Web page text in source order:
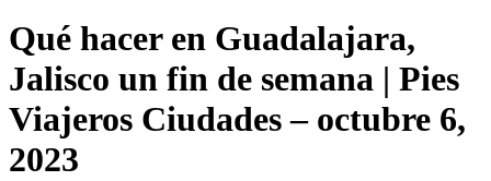
Qué hacer en Guadalajara,
Jalisco un fin de semana | Pies
Viajeros Ciudades– octubre 6,
2023